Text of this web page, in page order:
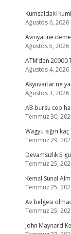
Kumsaldaki
Ağustos 6, 2026
Avniyat ne
Ağustos 5, 2026
ATM’den 20000
Ağustos 4, 2026
Akyuvarlar ne
Ağustos 3, 2026
AB bursu cep
Temmuz 30,
Wagyu sığırı kaç
Temmuz 29,
Devamsızlık 5
Temmuz 25,
Kemal Sunal
Temmuz 25,
Av belgesi
Temmuz 25,
John Maynard